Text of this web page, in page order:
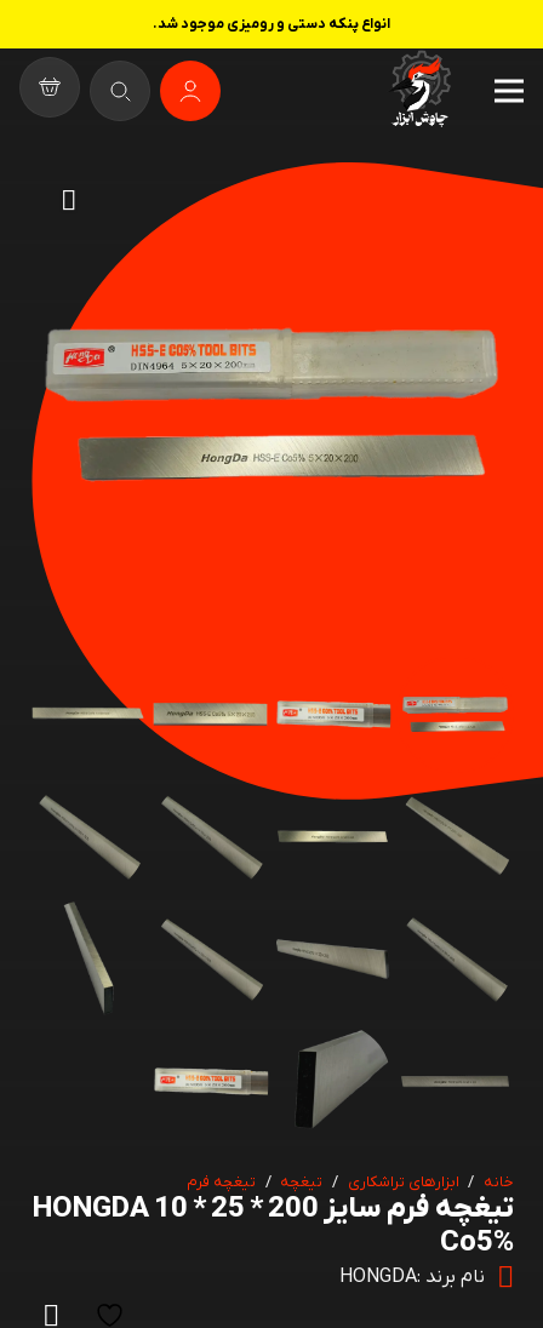
انواع پنکه دستی و رومیزی موجود شد.
خانه / ابزارهای تراشکاری / تیغچه / تیغچه فرم
تیغچه فرم سایز 200 * 25 * 10 HONGDA
Co5%
نام برند :HONGDA